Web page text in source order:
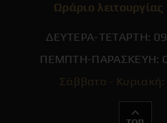
Ωράριο λειτουργίας
ΔΕΥΤΕΡΑ-ΤΕΤΑΡΤΗ:
ΠΕΜΠΤΗ-ΠΑΡΑΣΚΕΥΗ:
Σάββατο - Κυριακή: